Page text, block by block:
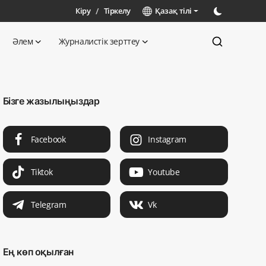
Кіру / Тіркелу Қазақ тілі
Әлем Журналистік зерттеу
Бізге жазылыңыздар
Facebook Instagram
Tiktok Youtube
Telegram Vk
Ең көп оқылған